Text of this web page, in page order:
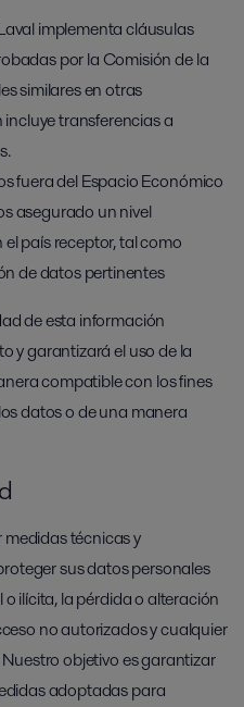
implementa cláusulas
por la Comisión de la
similares en otras
transferencias a
fuera del Espacio Económico
asegurado un nivel
país receptor, tal como
de datos pertinentes
de esta información
y garantizará el uso de la
compatible con los fines
datos o de una manera
técnicas y
sus datos personales
ilícita, la pérdida o alteración
no autorizados y cualquier
objetivo es garantizar
adoptadas para